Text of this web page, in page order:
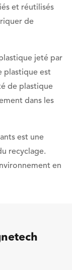
et réutilisés
de
jeté par
plastique est
de plastique
dans les
est une
recyclage.
en